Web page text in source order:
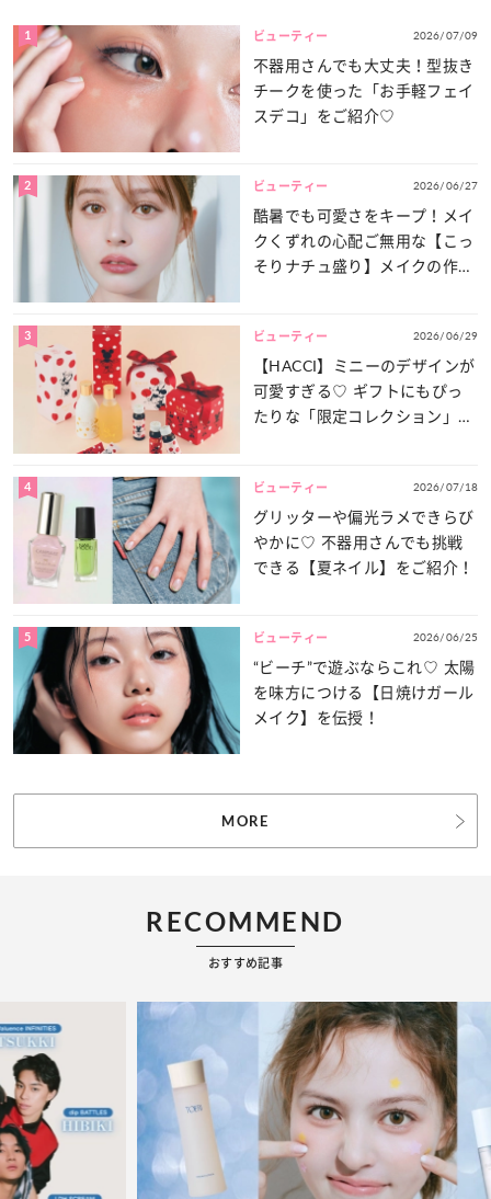
1 ビューティー 2026/07/09
不器用さんでも大丈夫！型抜き
チークを使った「お手軽フェイ
スデコ」をご紹介♡
2 ビューティー 2026/06/27
酷暑でも可愛さをキープ！メイ
クくずれの心配ご無用な【こっ
そりナチュ盛り】メイクの作り
3 ビューティー 2026/06/29
【HACCI】ミニーのデザインが
可愛すぎる♡ ギフトにもぴっ
たりな「限定コレクション」が
4 ビューティー 2026/07/18
グリッターや偏光ラメできらび
やかに♡ 不器用さんでも挑戦
できる【夏ネイル】をご紹介！
5 ビューティー 2026/06/25
“ビーチ”で遊ぶならこれ♡ 太陽
を味方につける【日焼けガール
メイク】を伝授！
MORE
RECOMMEND
おすすめ記事